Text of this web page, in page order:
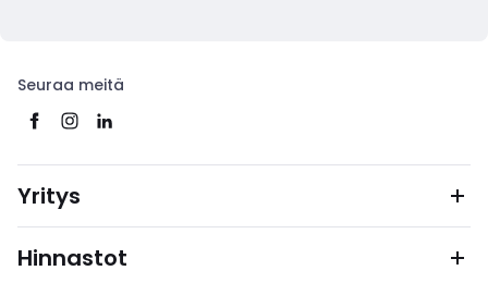
Seuraa meitä
Yritys
Hinnastot